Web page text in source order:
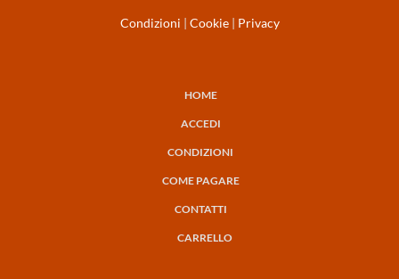
Condizioni | Cookie| Privacy
NAVIGAZIONE
HOME
ACCEDI
CONDIZIONI
COME PAGARE
CONTATTI
CARRELLO